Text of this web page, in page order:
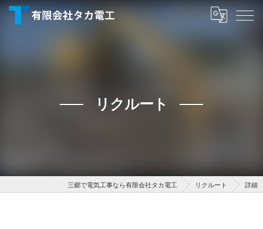
リクルート
三郷で電気工事なら有限会社タカ電工 リクルート 詳細